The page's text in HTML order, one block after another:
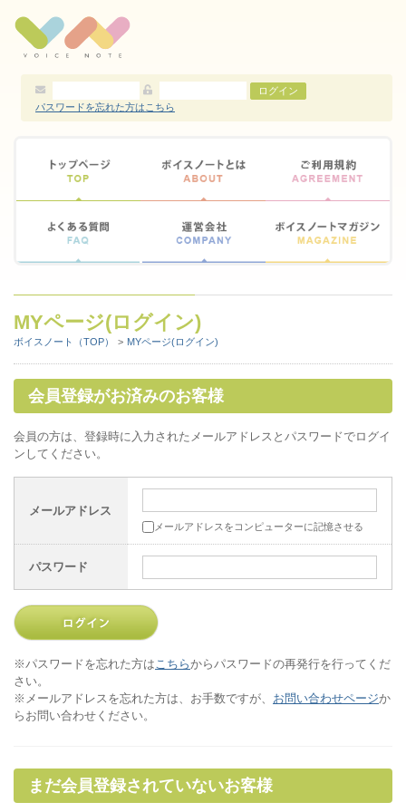
ログイン
パスワードを忘れた方はこちら
MYページ(ログイン)
ボイスノート（TOP） MYページ(ログイン)
会員登録がお済みのお客様
会員の方は、登録時に入力されたメールアドレスとパスワードでログイ
ンしてください。
メールアドレス
メールアドレスをコンピューターに記憶させる
パスワード
※パスワードを忘れた方はこちらからパスワードの再発行を行ってくだ
さい。
※メールアドレスを忘れた方は、お手数ですが、 お問い合わせページか
らお問い合わせください。
まだ会員登録されていないお客様